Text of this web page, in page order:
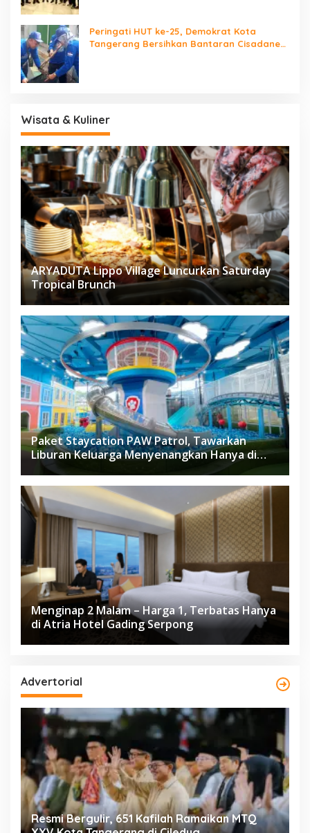
Peringati HUT ke-25, Demokrat Kota
Tangerang Bersihkan Bantaran Cisadane
Wisata & Kuliner
ARYADUTA Lippo Village Luncurkan Saturday
Tropical Brunch
Paket Staycation PAW Patrol, Tawarkan
Liburan Keluarga Menyenangkan Hanya di
Herloom Hotel BSD
Menginap 2 Malam – Harga 1, Terbatas Hanya
di Atria Hotel Gading Serpong
Advertorial
Resmi Bergulir, 651 Kafilah Ramaikan MTQ